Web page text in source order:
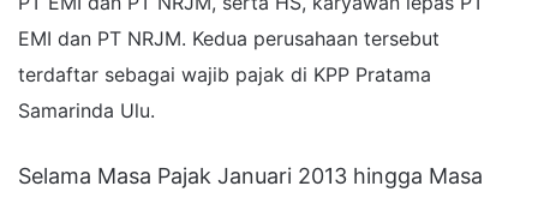
EMI dan PT NRJM. Kedua perusahaan tersebut
terdaftar sebagai wajib pajak di KPP Pratama
Samarinda Ulu.
Selama Masa Pajak Januari 2013 hingga Masa